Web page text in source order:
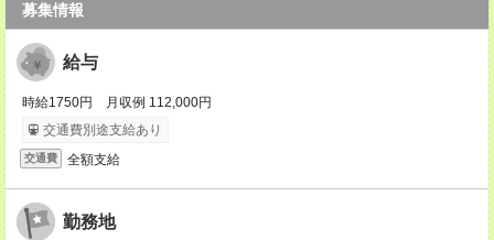
募集情報
給与
時給1750円 月収例 112,000円
交通費別途支給あり
交通費 全額支給
勤務地